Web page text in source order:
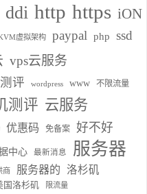
ddi http https iON
虚拟架构 paypal php ssd
vps云服务
评 wordpress www 不限流量
测评 云服务
优惠码 免备案
好不好
中心 最新消息 服务器
商 服务器的 洛杉矶
国洛杉矶 限流量